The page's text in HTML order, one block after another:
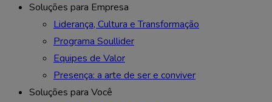
Soluções para Empresa
Liderança, Cultura e Transformação
Programa Soullider
Equipes de Valor
Presença: a arte de ser e conviver
Soluções para Você